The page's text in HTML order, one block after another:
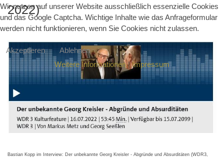
2022)
Bastian Kopp im Interview: Der unbekannte Georg Kreisler - Abgründe und Absurditäten (WDR3,
Wir nutzen auf unserer Website ausschließlich essenzielle Cookies
und das Google Captcha. Wichtige Inhalte wie das Anfrageformular
werden nicht funktionieren, wenn Sie Cookies nicht zulassen.
Akzeptieren
Ablehnen
Weitere Informationen|Impressum